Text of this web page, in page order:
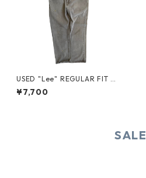
USED "Lee" REGULAR FIT D
ENIM PANTS
¥7,700
SALE